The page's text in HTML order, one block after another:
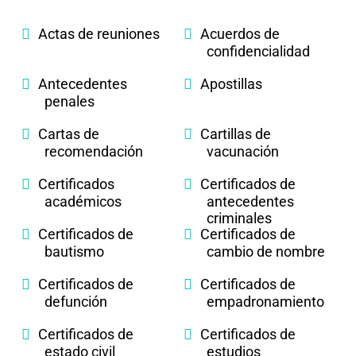
Actas de reuniones
Acuerdos de
confidencialidad
Antecedentes
penales
Apostillas
Cartas de
recomendación
Cartillas de
vacunación
Certificados
académicos
Certificados de
antecedentes
criminales
Certificados de
bautismo
Certificados de
cambio de nombre
Certificados de
defunción
Certificados de
empadronamiento
Certificados de
estado civil
Certificados de
estudios